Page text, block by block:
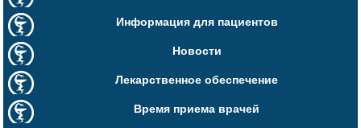
Информация для пациентов
Новости
Лекарственное обеспечение
Время приема врачей